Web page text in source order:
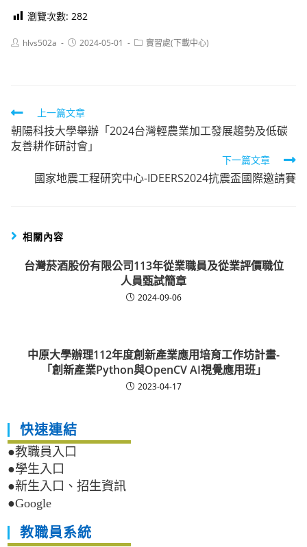
瀏覽次數: 282
Posthlvs502a
Post2024-05-01
Post實習處(下載中心)
Read
more
articles
上一篇文章
朝陽科技大學舉辦「2024台灣輕農業加工發展趨勢及低碳
友善耕作研討會」
下一篇文章
國家地震工程研究中心-IDEERS2024抗震盃國際邀請賽
相關內容
台灣菸酒股份有限公司113年從業職員及從業評價職位
人員甄試簡章
2024-09-06
中原大學辦理112年度創新產業應用培育工作坊計畫-
「創新產業Python與OpenCV AI視覺應用班」
2023-04-17
快速連結
●教職員入口
●學生入口
●新生入口、招生資訊
●Google
教職員系統